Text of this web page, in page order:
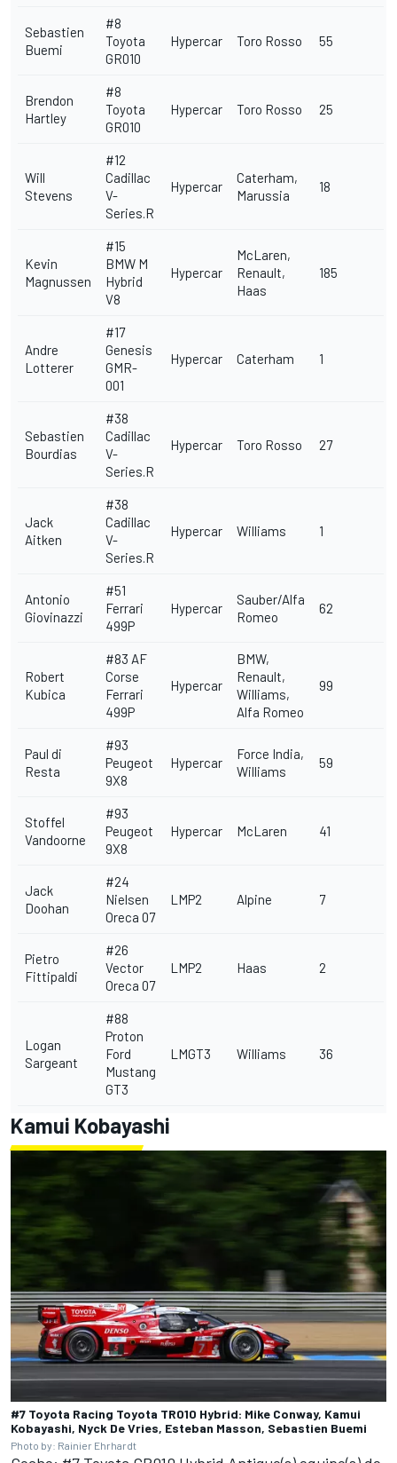
Sebastien
Buemi
#8
Toyota
GR010
Hypercar Toro Rosso 55
Brendon
Hartley
#8
Toyota
GR010
Hypercar Toro Rosso 25
Will
Stevens
#12
Cadillac
V-
Series.R
Hypercar
Caterham,
Marussia
18
Kevin
Magnussen
#15
BMW M
Hybrid
V8
Hypercar
McLaren,
Renault,
Haas
185
Andre
Lotterer
#17
Genesis
GMR-
001
Hypercar Caterham 1
Sebastien
Bourdias
#38
Cadillac
V-
Series.R
Hypercar Toro Rosso 27
Jack
Aitken
#38
Cadillac
V-
Series.R
Hypercar Williams 1
Antonio
Giovinazzi
#51
Ferrari
499P
Hypercar
Sauber/Alfa
Romeo
62
Robert
Kubica
#83 AF
Corse
Ferrari
499P
Hypercar
BMW,
Renault,
Williams,
Alfa Romeo
99
Paul di
Resta
#93
Peugeot
9X8
Hypercar
Force India,
Williams
59
Stoffel
Vandoorne
#93
Peugeot
9X8
Hypercar McLaren 41
Jack
Doohan
#24
Nielsen
Oreca 07
LMP2 Alpine 7
Pietro
Fittipaldi
#26
Vector
Oreca 07
LMP2 Haas 2
Logan
Sargeant
#88
Proton
Ford
Mustang
GT3
LMGT3 Williams 36
Kamui Kobayashi
#7 Toyota Racing Toyota TR010 Hybrid: Mike Conway, Kamui
Kobayashi, Nyck De Vries, Esteban Masson, Sebastien Buemi
Photo by: Rainier Ehrhardt